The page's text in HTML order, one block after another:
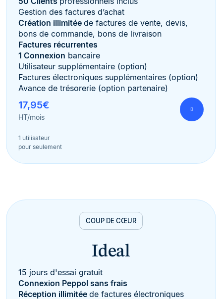
Gestion des factures d’achat
Création illimitée de factures de vente, devis,
bons de commande, bons de livraison
Factures récurrentes
1 Connexion bancaire
Utilisateur supplémentaire (option)
Factures électroniques supplémentaires (option)
Avance de trésorerie (option partenaire)
17,95€
HT/mois
1 utilisateur
pour seulement
COUP DE CŒUR
Ideal
15 jours d'essai gratuit
Connexion Peppol sans frais
Réception illimitée de factures électroniques